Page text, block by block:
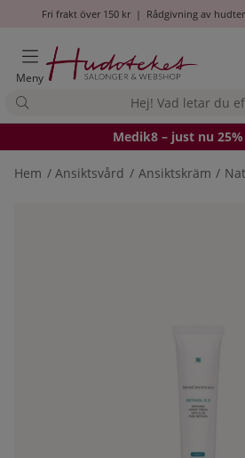
Fri frakt över 150 kr| Rådgivning av
Meny
Medik8 – just nu
Hem Ansiktsvård Ansiktskräm